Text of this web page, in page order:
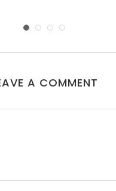
A COMMENT